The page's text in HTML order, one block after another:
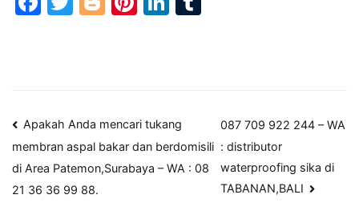
Post
navigation
Apakah Anda mencari tukang
membran aspal bakar dan berdomisili
di Area Patemon,Surabaya – WA : 08
21 36 36 99 88.
087 709 922 244 – WA
: distributor
waterproofing sika di
TABANAN,BALI